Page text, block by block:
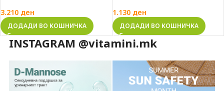
3.210 ден
ДОДАДИ ВО КОШНИЧКА
1.130 ден
ДОДАДИ ВО КОШНИЧКА
INSTAGRAM @vitamini.mk